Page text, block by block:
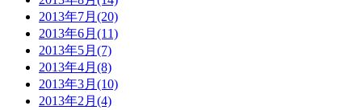
2013年7月(20)
2013年6月(11)
2013年5月(7)
2013年4月(8)
2013年3月(10)
2013年2月(4)